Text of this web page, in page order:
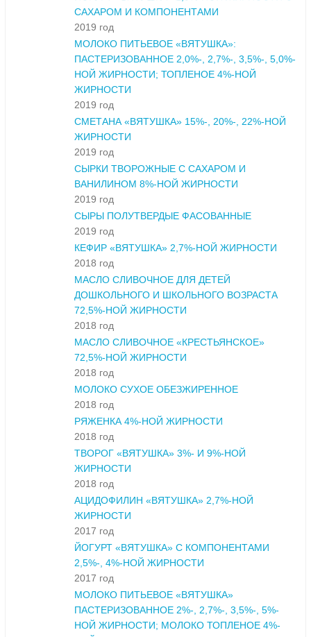
САХАРОМ И КОМПОНЕНТАМИ
2019 год
МОЛОКО ПИТЬЕВОЕ «ВЯТУШКА»:
ПАСТЕРИЗОВАННОЕ 2,0%-, 2,7%-, 3,5%-, 5,0%-
НОЙ ЖИРНОСТИ; ТОПЛЕНОЕ 4%-НОЙ
ЖИРНОСТИ
2019 год
СМЕТАНА «ВЯТУШКА» 15%-, 20%-, 22%-НОЙ
ЖИРНОСТИ
2019 год
СЫРКИ ТВОРОЖНЫЕ С САХАРОМ И
ВАНИЛИНОМ 8%-НОЙ ЖИРНОСТИ
2019 год
СЫРЫ ПОЛУТВЕРДЫЕ ФАСОВАННЫЕ
2019 год
КЕФИР «ВЯТУШКА» 2,7%-НОЙ ЖИРНОСТИ
2018 год
МАСЛО СЛИВОЧНОЕ ДЛЯ ДЕТЕЙ
ДОШКОЛЬНОГО И ШКОЛЬНОГО ВОЗРАСТА
72,5%-НОЙ ЖИРНОСТИ
2018 год
МАСЛО СЛИВОЧНОЕ «КРЕСТЬЯНСКОЕ»
72,5%-НОЙ ЖИРНОСТИ
2018 год
МОЛОКО СУХОЕ ОБЕЗЖИРЕННОЕ
2018 год
РЯЖЕНКА 4%-НОЙ ЖИРНОСТИ
2018 год
ТВОРОГ «ВЯТУШКА» 3%- И 9%-НОЙ
ЖИРНОСТИ
2018 год
АЦИДОФИЛИН «ВЯТУШКА» 2,7%-НОЙ
ЖИРНОСТИ
2017 год
ЙОГУРТ «ВЯТУШКА» С КОМПОНЕНТАМИ
2,5%-, 4%-НОЙ ЖИРНОСТИ
2017 год
МОЛОКО ПИТЬЕВОЕ «ВЯТУШКА»
ПАСТЕРИЗОВАННОЕ 2%-, 2,7%-, 3,5%-, 5%-
НОЙ ЖИРНОСТИ; МОЛОКО ТОПЛЕНОЕ 4%-